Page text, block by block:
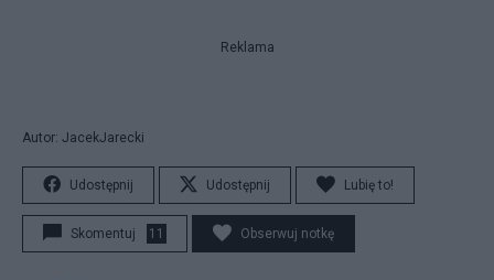
Reklama
Autor: JacekJarecki
Udostępnij Udostępnij Lubię to!
Skomentuj 11 Obserwuj notkę